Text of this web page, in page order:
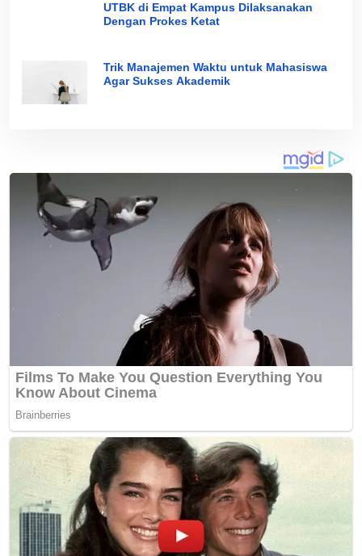
UTBK di Empat Kampus Dilaksanakan
Dengan Prokes Ketat
Trik Manajemen Waktu untuk Mahasiswa
Agar Sukses Akademik